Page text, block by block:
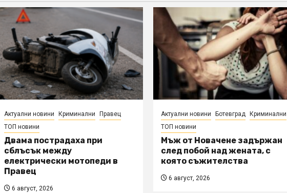
Актуални новини Криминални
Правец
ТОП новини
Двама пострадаха при
сблъсък между
електрически мотопеди в
Правец
6 август, 2026
Актуални новини Ботевград
Криминални
ТОП новини
Мъж от Новачене задържан
след побой над жената, с
която съжителства
6 август, 2026